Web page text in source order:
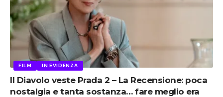
FILM IN EVIDENZA
Il Diavolo veste Prada 2 – La Recensione: poca
nostalgia e tanta sostanza… fare meglio era